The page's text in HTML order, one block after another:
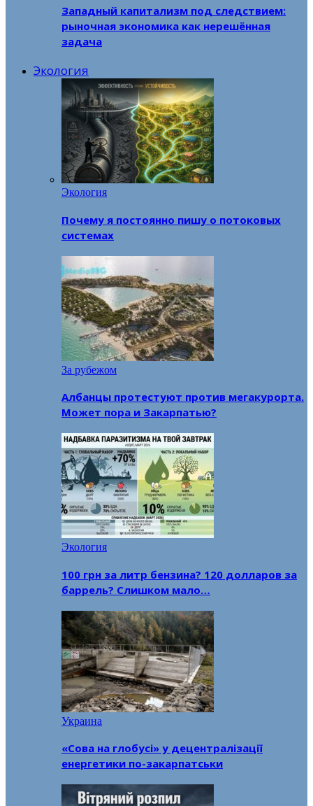
Западный капитализм под следствием:
рыночная экономика как нерешённая
задача
Экология
Экология
Почему я постоянно пишу о потоковых
системах
За рубежом
Албанцы протестуют против мегакурорта.
Может пора и Закарпатью?
Экология
100 грн за литр бензина? 120 долларов за
баррель? Слишком мало…
Украина
«Сова на глобусі» у децентралізації
енергетики по-закарпатськи